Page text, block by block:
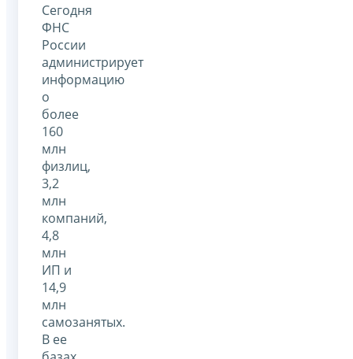
Сегодня
ФНС
России
администрирует
информацию
о
более
160
млн
физлиц,
3,2
млн
компаний,
4,8
млн
ИП и
14,9
млн
самозанятых.
В ее